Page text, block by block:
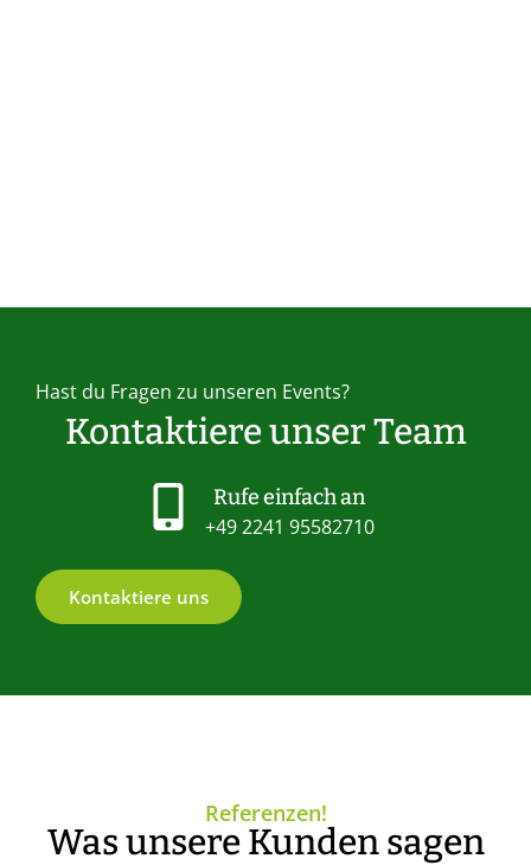
Hast du Fragen zu unseren Events?
Kontaktiere unser Team
Rufe einfach an
+49 2241 95582710
Kontaktiere uns
Referenzen!
Was unsere Kunden sagen